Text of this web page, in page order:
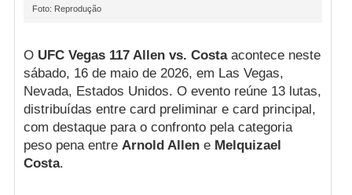
Foto: Reprodução
O UFC Vegas 117 Allen vs. Costaacontece neste
sábado, 16 de maio de 2026, em Las Vegas,
Nevada, Estados Unidos. O evento reúne 13 lutas,
distribuídas entre card preliminar e card principal,
com destaque para o confronto pela categoria
peso pena entre Arnold Allene Melquizael
Costa.